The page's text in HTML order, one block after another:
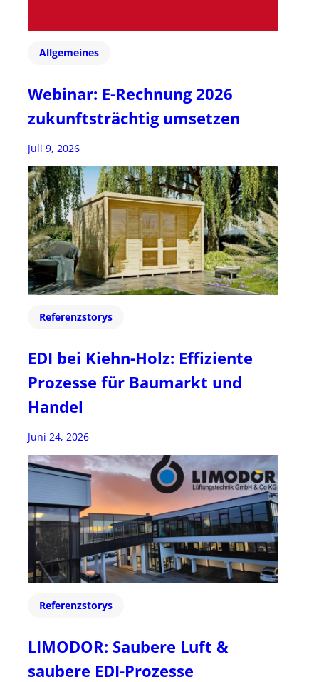
Allgemeines
Webinar: E-Rechnung 2026
zukunftsträchtig umsetzen
Juli 9, 2026
Referenzstorys
EDI bei Kiehn-Holz: Effiziente
Prozesse für Baumarkt und
Handel
Juni 24, 2026
Referenzstorys
LIMODOR: Saubere Luft &
saubere EDI-Prozesse